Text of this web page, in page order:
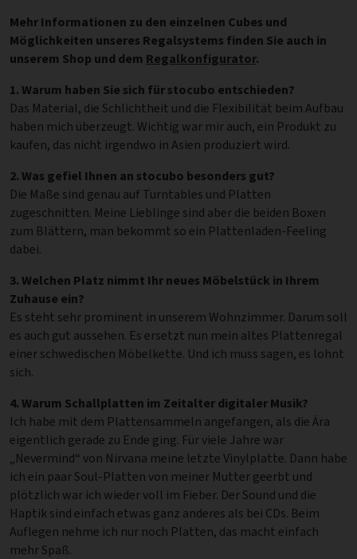
Mehr Informationen zu den einzelnen Cubes und
Möglichkeiten unseres Regalsystems finden Sie auch in
unserem Shop und dem Regalkonfigurator.
1. Warum haben Sie sich für stocubo entschieden?
Das Material, die Schlichtheit und die Flexibilität beim Aufbau
haben mich überzeugt. Wichtig war mir auch, ein Produkt zu
kaufen, das nicht irgendwo in Asien produziert wird.
2. Was gefiel Ihnen an stocubo besonders gut?
Die Maße sind genau auf Turntables und Platten
zugeschnitten. Meine Lieblinge sind aber die beiden Boxen
zum Blättern, man bekommt so ein Plattenladen-Feeling
dabei.
3. Welchen Platz nimmt Ihr neues Möbelstück in Ihrem
Zuhause ein?
Es steht sehr prominent in unserem Wohnzimmer. Darum soll
es auch gut aussehen. Es ersetzt nun mein altes Plattenregal
einer schwedischen Möbelkette. Und ich muss sagen, es lohnt
sich.
4. Warum Schallplatten im Zeitalter digitaler Musik?
Ich habe mit dem Plattensammeln angefangen, als die Ära
eigentlich gerade zu Ende ging. Für viele Jahre war
„Nevermind“ von Nirvana meine letzte Vinylplatte. Dann habe
ich ein paar Soul-Platten von meiner Mutter geerbt und
plötzlich war ich wieder voll im Fieber. Der Sound und die
Haptik sind einfach etwas ganz anderes als bei CDs. Beim
Auflegen nehme ich nur noch Platten, das macht einfach
mehr Spaß.